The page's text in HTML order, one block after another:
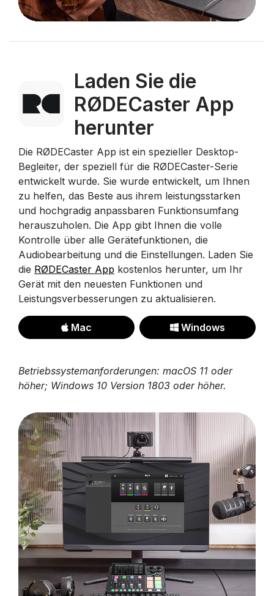
Laden Sie die
RØDECaster App
herunter
Die RØDECaster App ist ein spezieller Desktop-
Begleiter, der speziell für die RØDECaster-Serie
entwickelt wurde. Sie wurde entwickelt, um Ihnen
zu helfen, das Beste aus ihrem leistungsstarken
und hochgradig anpassbaren Funktionsumfang
herauszuholen. Die App gibt Ihnen die volle
Kontrolle über alle Gerätefunktionen, die
Audiobearbeitung und die Einstellungen. Laden Sie
die RØDECaster App kostenlos herunter, um Ihr
Gerät mit den neuesten Funktionen und
Leistungsverbesserungen zu aktualisieren.
Mac Windows
Betriebssystemanforderungen: macOS 11 oder
höher; Windows 10 Version 1803 oder höher.